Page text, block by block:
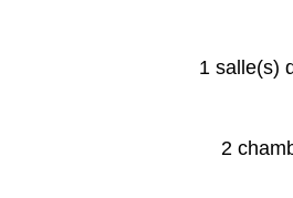
1 salle(s)
2